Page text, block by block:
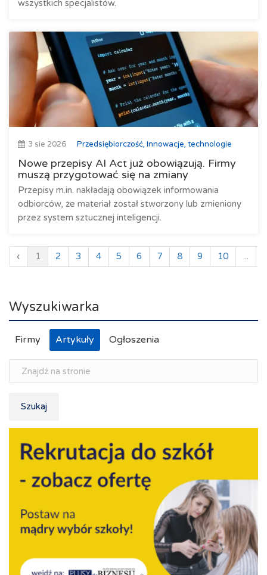
wszystkich specjalistów.
3 sie 2026 Przedsiębiorczość, Innowacje, technologie
Nowe przepisy AI Act już obowiązują. Firmy
muszą przygotować się na zmiany
Przepisy m.in. nakładają obowiązek informowania
odbiorców, że materiał został stworzony lub zmieniony
przez system sztucznej inteligencji.
‹ 1 2 3 4 5 6 7 8 9 10 ...
Wyszukiwarka
Firmy Artykuły Ogłoszenia
Szukaj